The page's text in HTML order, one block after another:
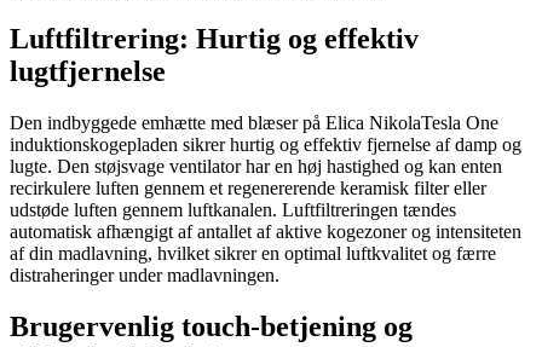
Luftfiltrering: Hurtig og effektiv
lugtfjernelse
Den indbyggede emhætte med blæser på Elica NikolaTesla One
induktionskogepladen sikrer hurtig og effektiv fjernelse af damp og
lugte. Den støjsvage ventilator har en høj hastighed og kan enten
recirkulere luften gennem et regenererende keramisk filter eller
udstøde luften gennem luftkanalen. Luftfiltreringen tændes
automatisk afhængigt af antallet af aktive kogezoner og intensiteten
af din madlavning, hvilket sikrer en optimal luftkvalitet og færre
distraheringer under madlavningen.
Brugervenlig touch-betjening og